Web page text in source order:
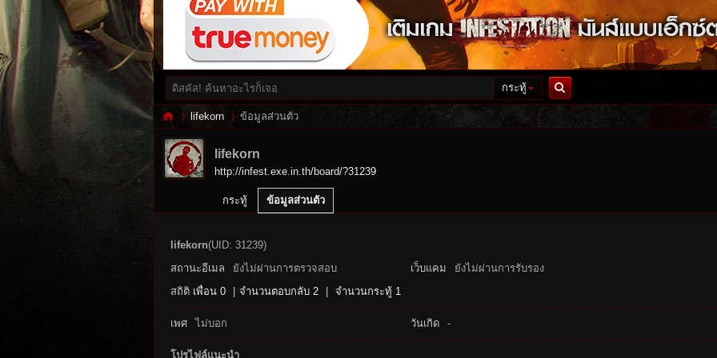
กระทู้
ค้นหา
lifekorn ข้อมูลส่วนตัว
lifekorn
http://infest.exe.in.th/board/?31239
กระทู้ ข้อมูลส่วนตัว
lifekorn(UID: 31239)
สถานะอีเมล
ยังไม่ผ่านการตรวจสอบ เว็บแคม
ยังไม่ผ่านการรับรอง
สถิติ เพื่อน 0 จำนวนตอบกลับ 2 จำนวนกระทู้ 1
เพศ ไม่บอก วันเกิด -
โปรไฟล์แนะนำ